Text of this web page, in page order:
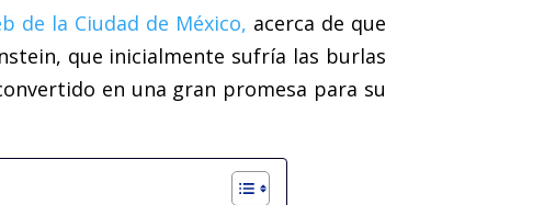
de la Ciudad de México, acerca de que
que inicialmente sufría las burlas
en una gran promesa para su